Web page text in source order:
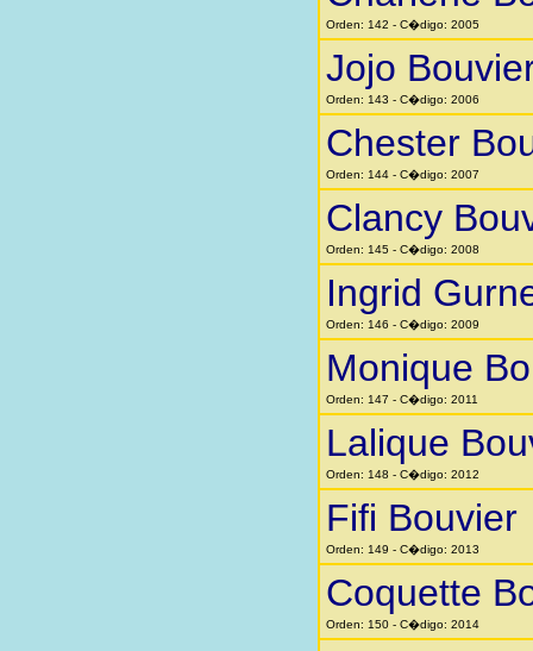
Orden: 142 - C�digo: 2005
Jojo
Orden: 143 - C�digo: 2006
Chester
Orden: 144 - C�digo: 2007
Clancy
Orden: 145 - C�digo: 2008
Ingrid
Orden: 146 - C�digo: 2009
Monique
Orden: 147 - C�digo: 2011
Lalique
Orden: 148 - C�digo: 2012
Fifi Bouvier
Orden: 149 - C�digo: 2013
Coquette
Orden: 150 - C�digo: 2014